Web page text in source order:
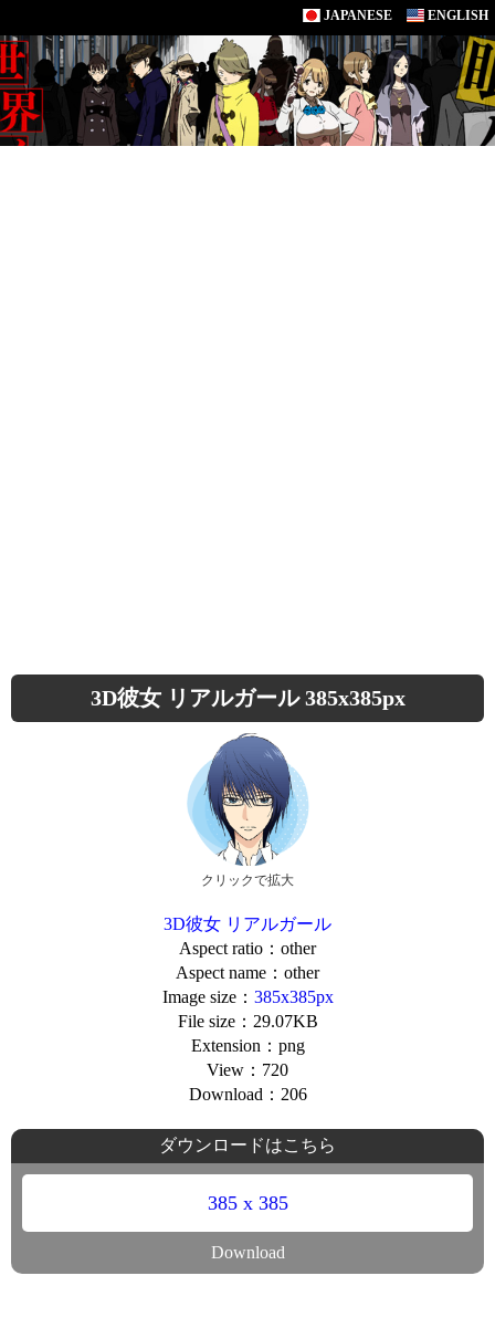
JAPANESE ENGLISH
3D彼女 リアルガール 385x385px
クリックで拡大
3D彼女 リアルガール
Aspect ratio：other
Aspect name：other
Image size： 385x385px
File size：29.07KB
Extension：png
View：720
Download：206
ダウンロードはこちら
385 x 385
Download